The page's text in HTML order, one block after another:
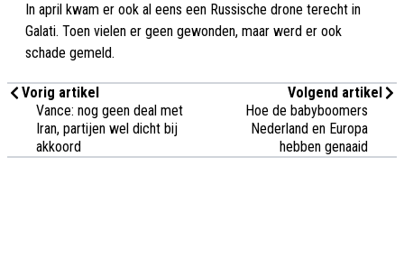
In april kwam er ook al eens een Russische drone terecht in
Galati. Toen vielen er geen gewonden, maar werd er ook
schade gemeld.
Vorig artikel
Vance: nog geen deal met
Iran, partijen wel dicht bij
akkoord
Volgend artikel
Hoe de babyboomers
Nederland en Europa
hebben genaaid